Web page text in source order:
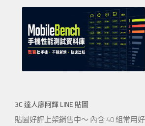
3C 達人廖阿輝 LINE 貼圖
貼圖好評上架銷售中～ 內含 40 組常用